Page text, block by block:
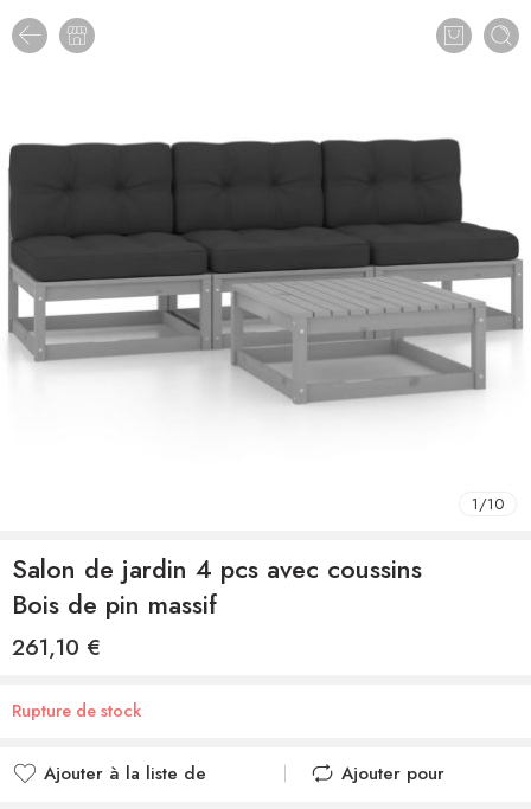
1/10
Salon de jardin 4 pcs avec coussins
Bois de pin massif
261,10 €
Rupture de stock
Ajouter à la liste de
Ajouter pour